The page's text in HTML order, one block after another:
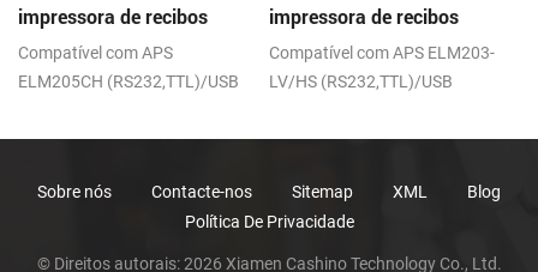
impressora de recibos
térmica CSN-A1
Compatível com APS
ELM205CH (RS232,TTL)/USB
impressora de recibos
térmica CSN-A1K
Compatível com APS ELM203-
LV/HS (RS232,TTL)/USB
Sobre nós Contacte-nos Sitemap XML
Blog
Política De Privacidade
© Direitos autorais: 2026 Xiamen Cashino Technology Co., Ltd.